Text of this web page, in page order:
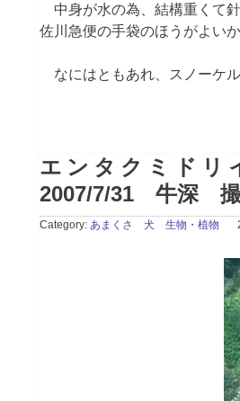
中身が水の為、結構重くて
佐川急便の手袋のほうがよい
なにはともあれ、スノーケ
エンタクミド
2007/7/31 牛深
Category: あまくさ 犬 生物・植物